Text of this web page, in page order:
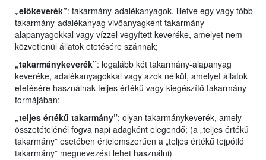
„előkeverék”: takarmány-adalékanyagok, illetve egy vagy több
takarmány-adalékanyag vivőanyagként takarmány-
alapanyagokkal vagy vízzel vegyített keveréke, amelyet nem
közvetlenül állatok etetésére szánnak;
„takarmánykeverék”: legalább két takarmány-alapanyag
keveréke, adalékanyagokkal vagy azok nélkül, amelyet állatok
etetésére használnak teljes értékű vagy kiegészítő takarmány
formájában;
„teljes értékű takarmány”: olyan takarmánykeverék, amely
összetételénél fogva napi adagként elegendő; (a „teljes értékű
takarmány” esetében értelemszerűen a „teljes értékű tejpótló
takarmány” megnevezést lehet használni)